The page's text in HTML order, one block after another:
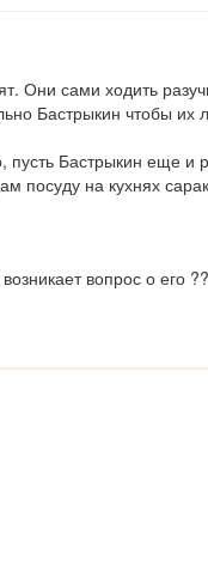
Они сами ходить
Бастрыкин чтобы их
пусть Бастрыкин еще и
посуду на кухнях
вопрос о его